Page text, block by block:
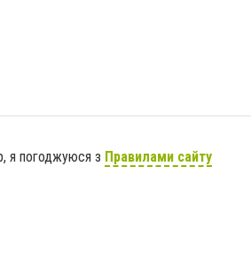
я погоджуюся з Правилами сайту